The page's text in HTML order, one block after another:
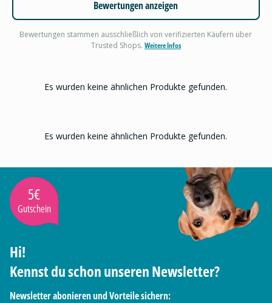
Bewertungen anzeigen
Bewertungen stammen ausschließlich von verifizierten Käufern über
Trusted Shops. Weitere Infos
Es wurden keine ähnlichen Produkte gefunden.
Es wurden keine ähnlichen Produkte gefunden.
5€
Gutschein
Hi!
Kennst du schon unseren Newsletter?
Newsletter abonieren und Vorteile sichern: